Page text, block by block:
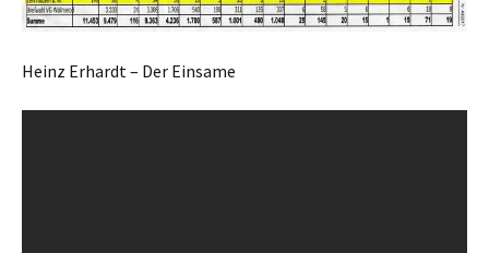
Heinz Erhardt – Der Einsame